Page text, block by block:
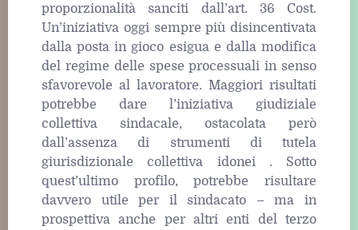
proporzionalità sanciti dall’art. 36 Cost.
Un’iniziativa oggi sempre più disincentivata
dalla posta in gioco esigua e dalla modifica
del regime delle spese processuali in senso
sfavorevole al lavoratore. Maggiori risultati
potrebbe dare l’iniziativa giudiziale
collettiva sindacale, ostacolata però
dall’assenza di strumenti di tutela
giurisdizionale collettiva idonei . Sotto
quest’ultimo profilo, potrebbe risultare
davvero utile per il sindacato – ma in
prospettiva anche per altri enti del terzo